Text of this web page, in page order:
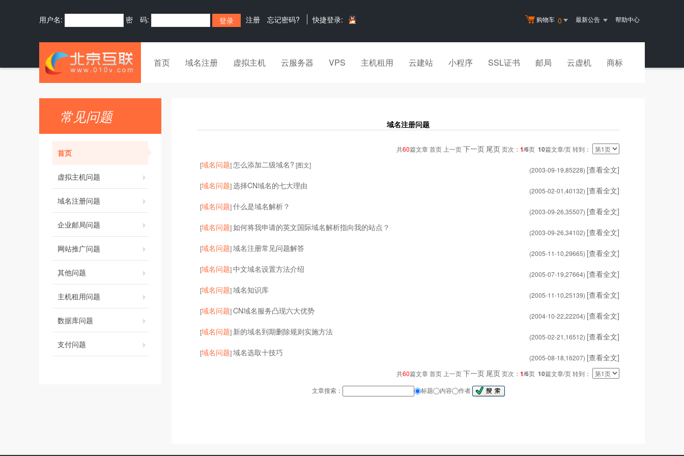
购物车 0 最新公告 帮助中心
用户名: 密 码: 注册 忘记密码? 快捷登录:
首页 域名注册 虚拟主机 云服务器 VPS 主机租用 云建站 小程序 SSL证书 邮局 云虚机 商标
常见问题
首页
虚拟主机问题
域名注册问题
企业邮局问题
网站推广问题
其他问题
主机租用问题
数据库问题
支付问题
域名注册问题
共60篇文章 首页 上一页下一页 尾页页次： 1/6页 10篇文章/页 转到：
[域名问题]怎么添加二级域名? [图文]
(2003-09-19,85228) [查看全文]
[域名问题]选择CN域名的七大理由
(2005-02-01,40132) [查看全文]
[域名问题]什么是域名解析？
(2003-09-26,35507) [查看全文]
[域名问题]如何将我申请的英文国际域名解析指向我的站点？
(2003-09-26,34102) [查看全文]
[域名问题]域名注册常见问题解答
(2005-11-10,29665) [查看全文]
[域名问题]中文域名设置方法介绍
(2005-07-19,27664) [查看全文]
[域名问题]域名知识库
(2005-11-10,25139) [查看全文]
[域名问题]CN域名服务凸现六大优势
(2004-10-22,22204) [查看全文]
[域名问题] 新的域名到期删除规则实施方法
(2005-02-21,16512) [查看全文]
[域名问题]域名选取十技巧
(2005-08-18,16207) [查看全文]
共60篇文章 首页 上一页下一页 尾页页次： 1/6页 10篇文章/页 转到：
文章搜索：
标题 内容 作者